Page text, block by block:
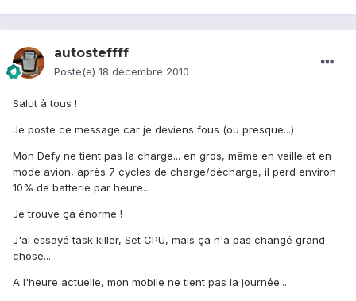
autosteffff
Posté(e) 18 décembre 2010
Salut à tous !
Je poste ce message car je deviens fous (ou presque...)
Mon Defy ne tient pas la charge... en gros, même en veille et en
mode avion, après 7 cycles de charge/décharge, il perd environ
10% de batterie par heure...
Je trouve ça énorme !
J'ai essayé task killer, Set CPU, mais ça n'a pas changé grand
chose...
A l'heure actuelle, mon mobile ne tient pas la journée...